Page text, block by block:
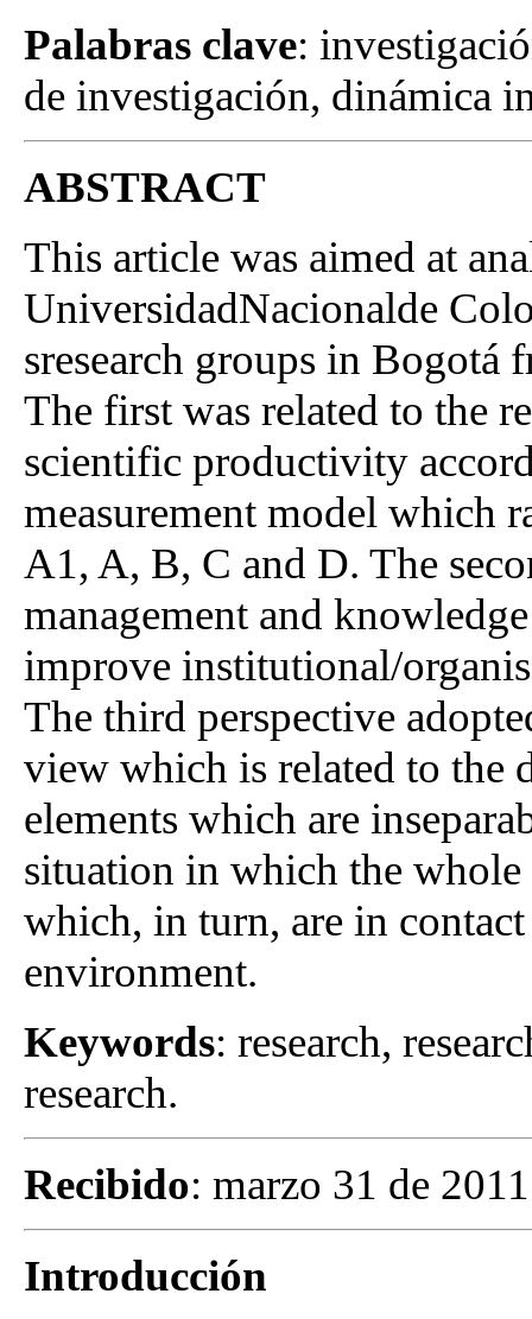
Palabras clave:
de investigación, dinámica
ABSTRACT
This article was aimed at
UniversidadNacionalde
sresearch groups in Bogotá
The first was related to the
scientific productivity
measurement model which
A1, A, B, C and D. The
management and
improve institutional/
The third perspective
view which is related to the
elements which are
situation in which the
which, in turn, are in
environment.
Keywords: research,
research.
Recibido: marzo 31 de
Introducción